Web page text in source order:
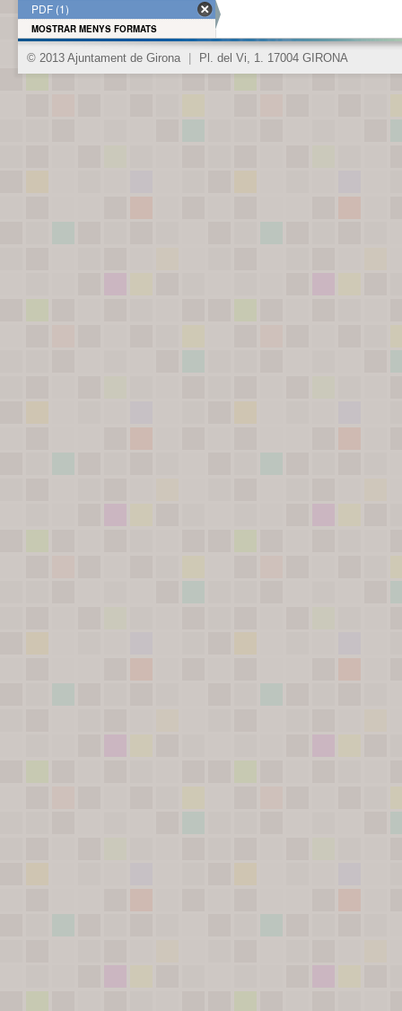
PDF (1)
MOSTRAR MENYS FORMATS
© 2013 Ajuntament de Girona Pl. del Vi, 1. 17004 GIRONA